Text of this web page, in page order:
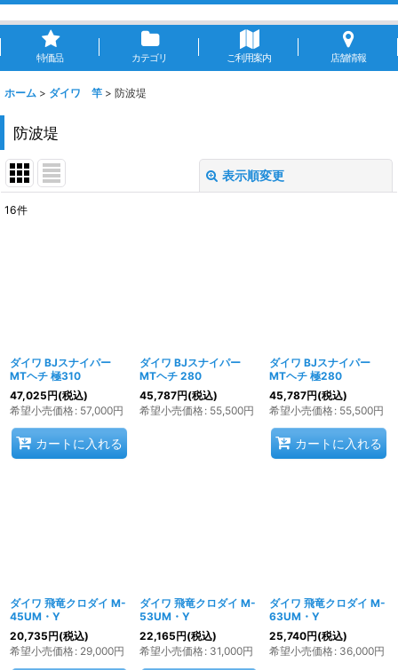
特価品 カテゴリ ご利用案内 店舗情報
ホーム > ダイワ 竿 > 防波堤
防波堤
表示順変更
16件
ダイワ BJスナイパー
MTヘチ 極310
47,025円(税込)
希望小売価格: 57,000円
カートに入れる
ダイワ BJスナイパー
MTヘチ 280
45,787円(税込)
希望小売価格: 55,500円
ダイワ BJスナイパー
MTヘチ 極280
45,787円(税込)
希望小売価格: 55,500円
カートに入れる
ダイワ 飛竜クロダイ M-
45UM・Y
20,735円(税込)
希望小売価格: 29,000円
ダイワ 飛竜クロダイ M-
53UM・Y
22,165円(税込)
希望小売価格: 31,000円
ダイワ 飛竜クロダイ M-
63UM・Y
25,740円(税込)
希望小売価格: 36,000円